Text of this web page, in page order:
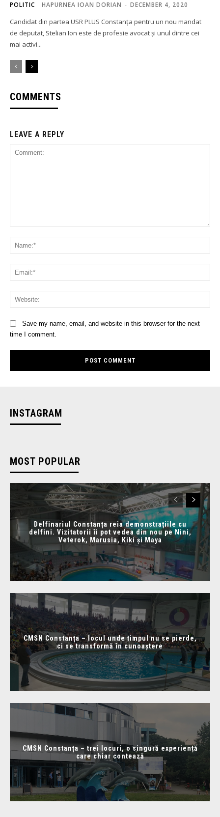
POLITIC HAPURNEA IOAN DORIAN - DECEMBER 4, 2020
Candidat din partea USR PLUS Constanța pentru un nou mandat
de deputat, Stelian Ion este de profesie avocat și unul dintre cei
mai activi...
COMMENTS
LEAVE A REPLY
Save my name, email, and website in this browser for the next
time I comment.
INSTAGRAM
MOST POPULAR
Delfinariul Constanța reia demonstrațiile cu
delfini. Vizitatorii îi pot vedea din nou pe Nini,
Veterok, Marusia, Kiki și Maya
CMSN Constanța – locul unde timpul nu se pierde,
ci se transformă în cunoaștere
CMSN Constanța – trei locuri, o singură experiență
care chiar contează